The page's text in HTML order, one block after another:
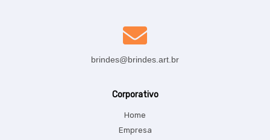
brindes@brindes.art.br
Corporativo
Home
Empresa